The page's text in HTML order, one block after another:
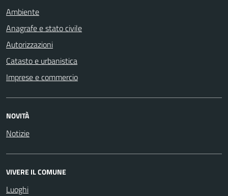
Ambiente
Anagrafe e stato civile
Autorizzazioni
Catasto e urbanistica
Imprese e commercio
NOVITÀ
Notizie
VIVERE IL COMUNE
Luoghi